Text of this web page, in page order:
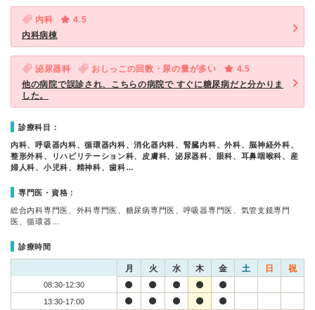
内科
4.5
内科病棟
泌尿器科 おしっこの回数・尿の量が多い
4.5
他の病院で誤診され、こちらの病院で すぐに糖尿病だと分かりま
した。
診療科目：
内科、呼吸器内科、循環器内科、消化器内科、腎臓内科、外科、脳神経外科、
整形外科、リハビリテーション科、皮膚科、泌尿器科、眼科、耳鼻咽喉科、産
婦人科、小児科、精神科、歯科…
専門医・資格：
総合内科専門医、外科専門医、糖尿病専門医、呼吸器専門医、気管支鏡専門
医、循環器…
診療時間
月 火 水 木 金 土 日 祝
08:30-12:30
13:30-17:00